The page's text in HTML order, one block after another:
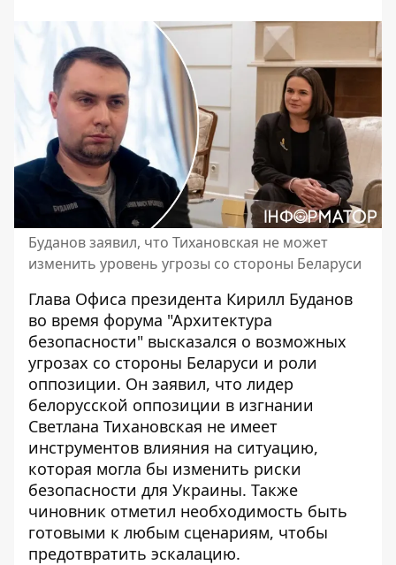
Буданов заявил, что Тихановская не может
изменить уровень угрозы со стороны Беларуси
Глава Офиса президента Кирилл Буданов
во время форума "Архитектура
безопасности" высказался о возможных
угрозах со стороны Беларуси и роли
оппозиции. Он заявил, что лидер
белорусской оппозиции в изгнании
Светлана Тихановская не имеет
инструментов влияния на ситуацию,
которая могла бы изменить риски
безопасности для Украины. Также
чиновник отметил необходимость быть
готовыми к любым сценариям, чтобы
предотвратить эскалацию.